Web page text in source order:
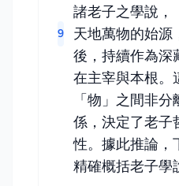
9
諸老子之學說，
天地萬物的始源
後，持續作為深
在主宰與本根。
「物」之間非
係，決定了老子
性。據此推論，
精確概括老子學